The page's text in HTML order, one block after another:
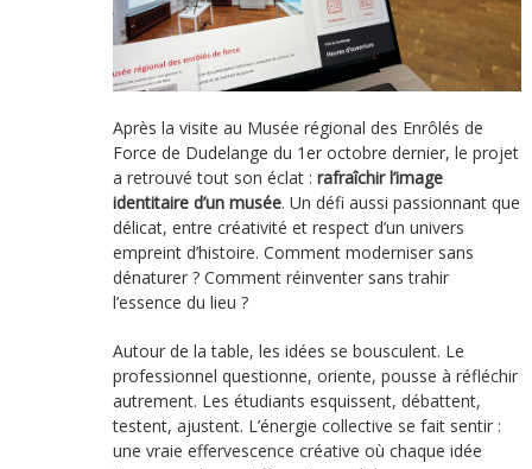
Après la visite au Musée régional des Enrôlés de
Force de Dudelange du 1er octobre dernier, le projet
a retrouvé tout son éclat : rafraîchir l’image
identitaire d’un musée. Un défi aussi passionnant que
délicat, entre créativité et respect d’un univers
empreint d’histoire. Comment moderniser sans
dénaturer ? Comment réinventer sans trahir
l’essence du lieu ?
Autour de la table, les idées se bousculent. Le
professionnel questionne, oriente, pousse à réfléchir
autrement. Les étudiants esquissent, débattent,
testent, ajustent. L’énergie collective se fait sentir :
une vraie effervescence créative où chaque idée